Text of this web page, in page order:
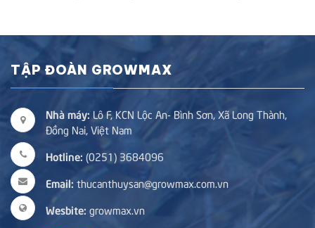
TẬP ĐOÀN GROWMAX
Nhà máy: Lô F, KCN Lộc An- Bình Sơn, Xã Long Thành,
Đồng Nai, Việt Nam
Hotline: (0251) 3684096
Email: thucanthuysan@growmax.com.vn
Wesbite: growmax.vn